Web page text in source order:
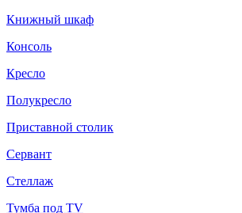
Книжный шкаф
Консоль
Кресло
Полукресло
Приставной столик
Сервант
Стеллаж
Тумба под TV